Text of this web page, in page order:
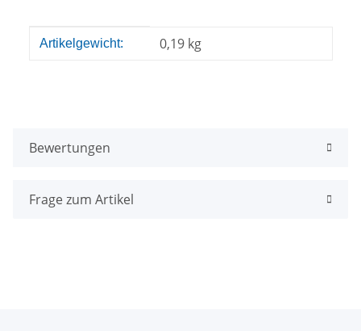
Produkteigenschaft
Wert
Artikelgewicht: 0,19 kg
Bewertungen
Frage zum Artikel